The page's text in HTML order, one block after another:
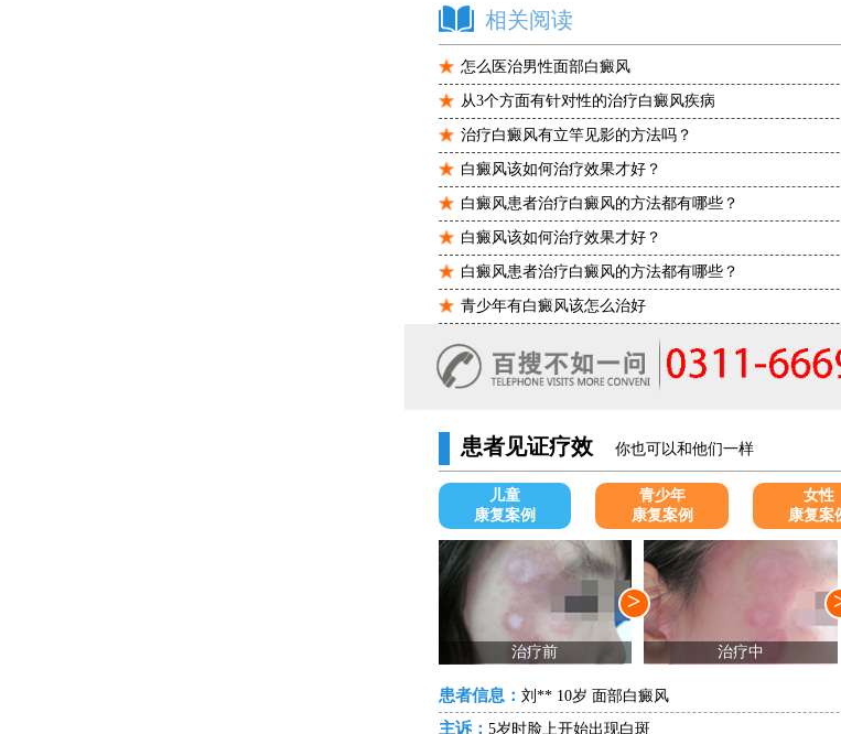
相关阅读
怎么医治男性面部白癜风
从3个方面有针对性的治疗白癜风疾病
治疗白癜风有立竿见影的方法吗？
白癜风该如何治疗效果才好？
白癜风患者治疗白癜风的方法都有哪些？
白癜风该如何治疗效果才好？
白癜风患者治疗白癜风的方法都有哪些？
青少年有白癜风该怎么治好
患者见证疗效 你也可以和他们一样
儿童
康复案例
青少年
康复案例
女性
康复案
治疗前
>
治疗中
患者信息： 刘** 10岁 面部白癜风
主诉： 5岁时脸上开始出现白斑